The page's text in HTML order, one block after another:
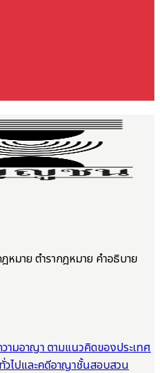
มาย ตำรากฎหมาย คำอธิบาย